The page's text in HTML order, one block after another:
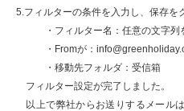
5.フィルターの条件を入力し、保存を
・フィルター名：任意の文字列を
・Fromが：
・移動先フォルダ：受信箱
フィルター設定が完了しました。
以上で弊社からお送りするメール